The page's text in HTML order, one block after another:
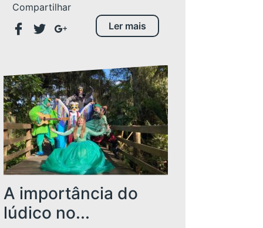
Compartilhar
Ler mais
A importância do
lúdico no...